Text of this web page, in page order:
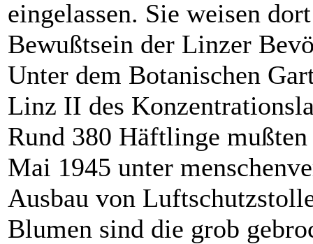
eingelassen. Sie weisen
Bewußtsein der Linzer
Unter dem Botanischen
Linz II des
Rund 380 Häftlinge
Mai 1945 unter
Ausbau von
Blumen sind die grob